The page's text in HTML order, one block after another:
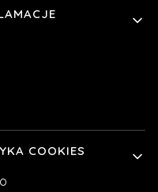
COOKIES